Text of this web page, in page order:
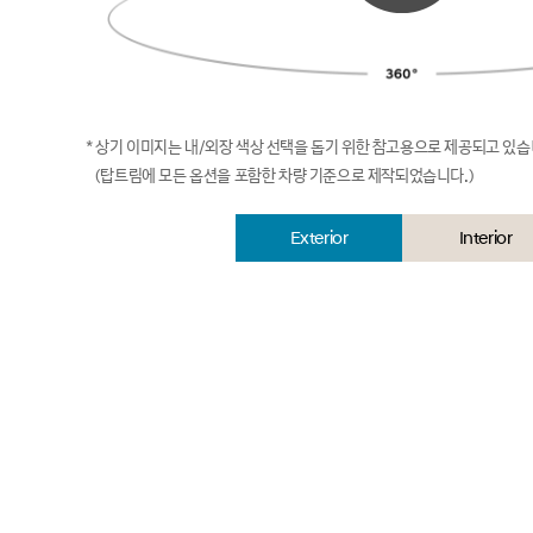
* 상기 이미지는 내/외장 색상 선택을 돕기 위한 참고용으로 제공되고 있
(탑트림에 모든 옵션을 포함한 차량 기준으로 제작되었습니다.)
Exterior선
Interior